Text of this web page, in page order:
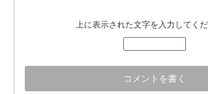
上に表示された文字を入力してくだ